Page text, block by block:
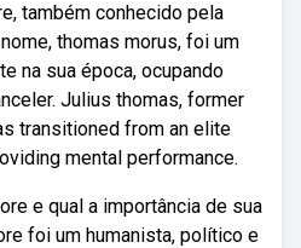
também conhecido pela
thomas morus, foi um
na sua época, ocupando
Julius thomas, former
transitioned from an elite
mental performance.
e qual a importância de sua
foi um humanista, político e